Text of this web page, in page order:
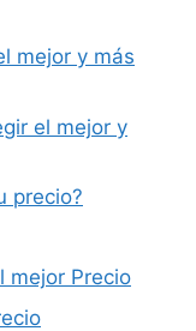
mejor y más
el mejor y
precio?
mejor Precio